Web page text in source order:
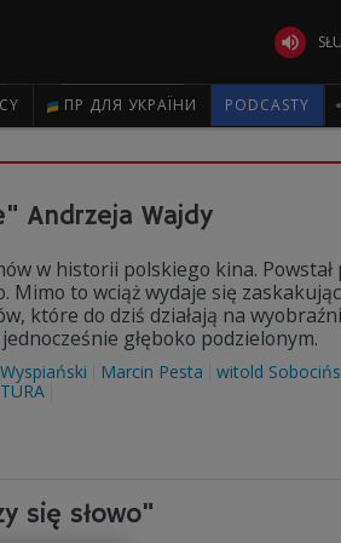

ПР ДЛЯ УКРАЇНИ PODCASTY
Andrzeja Wajdy
w historii polskiego kina. Powstał
to wciąż wydaje się
które do dziś działają na
głęboko podzielonym.
Marcin Pesta
witold
się słowo"